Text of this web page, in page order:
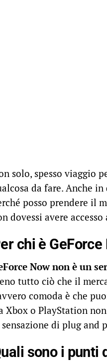
solo, spesso viaggio
da fare. Anche in
posso prendere il
dovessi avere
chi è GeForce
Now non è un
tutto ciò che il
comoda è che
Xbox o PlayStation
di plug and
sono i punti